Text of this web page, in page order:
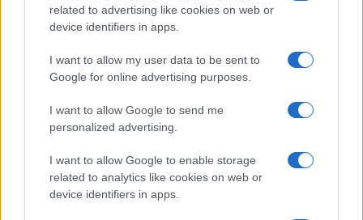
related to advertising like cookies on web or
device identifiers in apps.
I want to allow my user data to be sent to
Google for online advertising purposes.
I want to allow Google to send me
personalized advertising.
I want to allow Google to enable storage
related to analytics like cookies on web or
device identifiers in apps.